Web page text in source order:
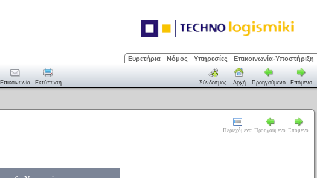
Ευρετήρια Νόμος Υπηρεσίες Επικοινωνία-Υποστήριξη
Επικοινωνία Εκτύπωση Σύνδεσμος Αρχή Προηγούμενο Επόμενο